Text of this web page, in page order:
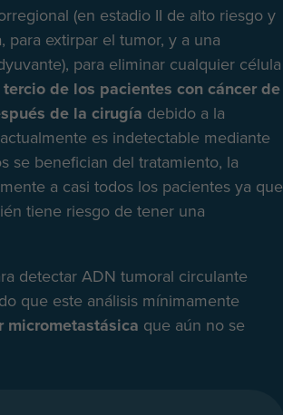
(en estadio II de alto riesgo y
para extirpar el tumor, y a una
para eliminar cualquier célula
de los pacientes con cáncer de
de la cirugía debido a la
es indetectable mediante
se benefician del tratamiento, la
a casi todos los pacientes ya que
tiene riesgo de tener una
detectar ADN tumoral circulante
que este análisis mínimamente
micrometastásica que aún no se